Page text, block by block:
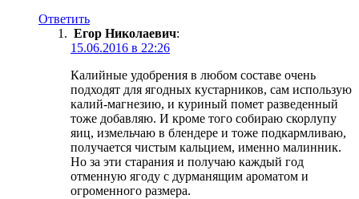
Ответить
Егор Николаевич:
15.06.2016 в 22:26
Калийные удобрения в любом составе очень
подходят для ягодных кустарников, сам использую
калий-магнезию, и куриный помет разведенный
тоже добавляю. И кроме того собираю скорлупу
яиц, измельчаю в блендере и тоже подкармливаю,
получается чистым кальцием, именно малинник.
Но за эти старания и получаю каждый год
отменную ягоду с дурманящим ароматом и
огроменного размера.